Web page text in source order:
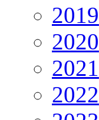
2019
2020
2021
2022